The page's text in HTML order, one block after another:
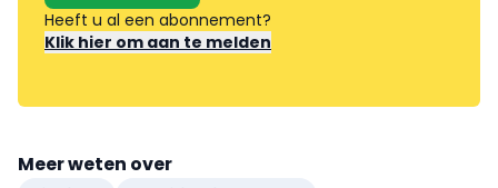
Heeft u al een abonnement?
Klik hier om aan te melden
Meer weten over